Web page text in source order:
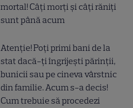
mortal! Câți morți și câți răniți
sunt până acum
Atenție! Poți primi bani de la
stat dacă-ți îngrijești părinții,
bunicii sau pe cineva vârstnic
din familie. Acum s-a decis!
Cum trebuie să procedezi